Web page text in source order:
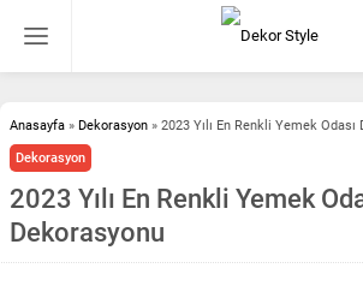
Anasayfa » Dekorasyon » 2023 Yılı En Renkli Yemek Odası
Dekorasyon
2023 Yılı En Renkli Yemek
Dekorasyonu